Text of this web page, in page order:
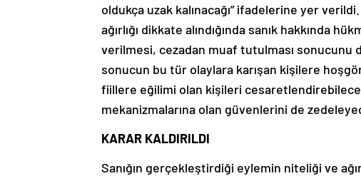
oldukça uzak kalınacağı” ifadelerine yer
ağırlığı dikkate alındığında sanık hakkında
verilmesi, cezadan muaf tutulması sonucunu
sonucun bu tür olaylara karışan kişilere
fiillere eğilimi olan kişileri
mekanizmalarına olan güvenlerini de
KARAR KALDIRILDI
Sanığın gerçekleştirdiği eylemin niteliği ve